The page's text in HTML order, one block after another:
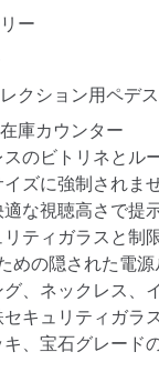
ー
クション用ペデ
庫カウンター
のビトリネとル
ズに強制されま
な視聴高さで提
ティガラスと制
めの隠された電
、ネックレス、
キュリティガラ
、宝石グレード